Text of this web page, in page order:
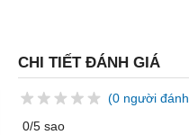
CHI TIẾT ĐÁNH GIÁ
(0 người
0/5 sao